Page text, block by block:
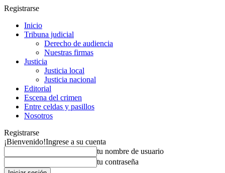
Registrarse
Inicio
Tribuna judicial
Derecho de audiencia
Nuestras firmas
Justicia
Justicia local
Justicia nacional
Editorial
Escena del crimen
Entre celdas y pasillos
Nosotros
Registrarse
¡Bienvenido!Ingrese a su cuenta
tu nombre de usuario
tu contraseña